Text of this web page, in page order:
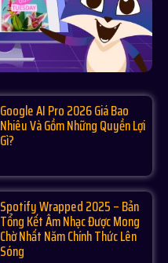
Google AI Pro 2026 Giá Bao
Nhiêu Và Gồm Những Quyền Lợi
Gì?
Spotify Wrapped 2025 – Bản
Tổng Kết Âm Nhạc Được Mong
Chờ Nhất Năm Chính Thức Lên
Sóng